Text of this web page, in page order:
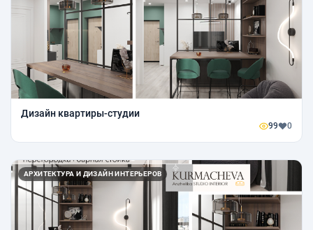
Дизайн квартиры-студии
99 0
АРХИТЕКТУРА И ДИЗАЙН ИНТЕРЬЕРОВ